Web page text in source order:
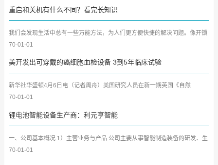
重启和关机有什么不同？看完长知识
我们会发现生活中总有一些万能方法，为人们更方便快捷的解决问题。像开锁
匠总有一把万能钥匙。同...
70-01-01
美开发出可穿戴的癌细胞血检设备 3到5年临床试验
新华社华盛顿4月6日电（记者周舟）美国研究人员在新一期英国《自然
&middot;通讯》杂志上发表报告...
70-01-01
锂电池智能设备生产商：利元亨智能
一、公司基本概况 1）主营业务与产品 公司主要从事智能制造装备的研发、生
产及销售，为锂电池、...
70-01-01